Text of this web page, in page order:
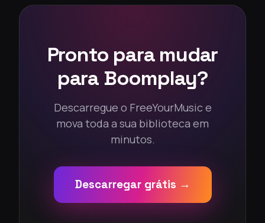
Pronto para mudar
para Boomplay?
Descarregue o FreeYourMusic e
mova toda a sua biblioteca em
minutos.
Descarregar grátis →